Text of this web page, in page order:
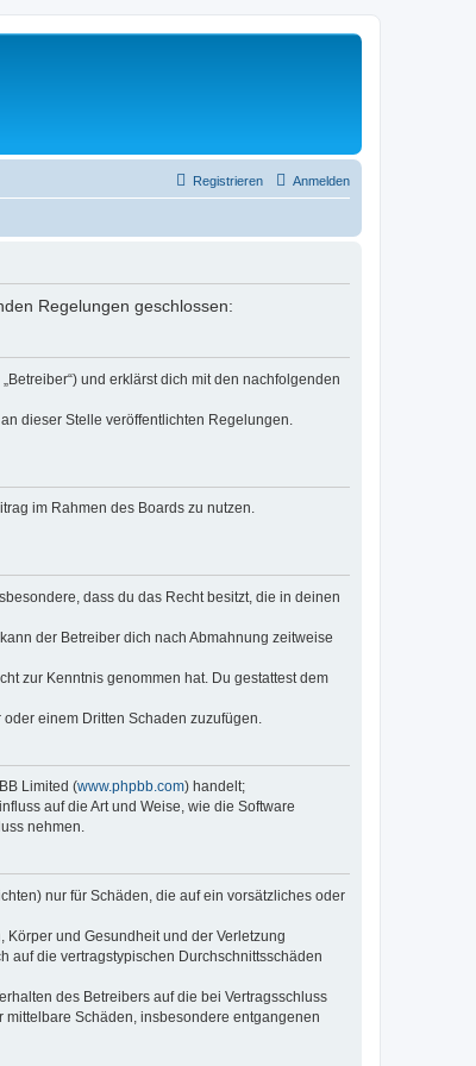
Anmelden
Registrieren
Regelungen geschlossen:
und erklärst dich mit den nachfolgenden
dieser Stelle veröffentlichten Regelungen.
im Rahmen des Boards zu nutzen.
dass du das Recht besitzt, die in deinen
der Betreiber dich nach Abmahnung zeitweise
zur Kenntnis genommen hat. Du gestattest dem
einem Dritten Schaden zuzufügen.
Limited (www.phpbb.com) handelt;
auf die Art und Weise, wie die Software
nehmen.
nur für Schäden, die auf ein vorsätzliches oder
und Gesundheit und der Verletzung
auf die vertragstypischen Durchschnittsschäden
des Betreibers auf die bei Vertragsschluss
Schäden, insbesondere entgangenen